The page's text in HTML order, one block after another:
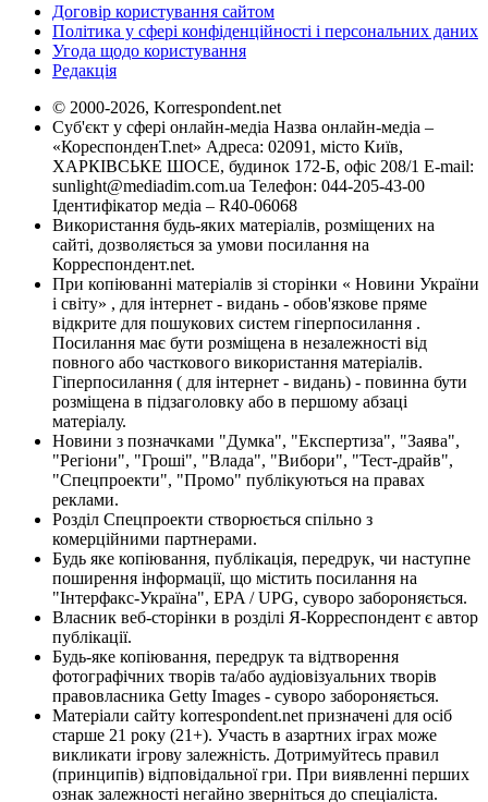
Договір користування сайтом
Політика у сфері конфіденційності і персональних даних
Угода щодо користування
Редакція
© 2000-2026, Korrespondent.net
Суб'єкт у сфері онлайн-медіа Назва онлайн-медіа –
«КореспонденТ.net» Адреса: 02091, місто Київ,
ХАРКІВСЬКЕ ШОСЕ, будинок 172-Б, офіс 208/1 E-mail:
sunlight@mediadim.com.ua Телефон: 044-205-43-00
Ідентифікатор медіа – R40-06068
Використання будь-яких матеріалів, розміщених на
сайті, дозволяється за умови посилання на
Корреспондент.net.
При копіюванні матеріалів зі сторінки « Новини України
і світу» , для інтернет - видань - обов'язкове пряме
відкрите для пошукових систем гіперпосилання .
Посилання має бути розміщена в незалежності від
повного або часткового використання матеріалів.
Гіперпосилання ( для інтернет - видань) - повинна бути
розміщена в підзаголовку або в першому абзаці
матеріалу.
Новини з позначками "Думка", "Експертиза", "Заява",
"Регіони", "Гроші", "Влада", "Вибори", "Тест-драйв",
"Спецпроекти", "Промо" публікуються на правах
реклами.
Розділ Спецпроекти створюється спільно з
комерційними партнерами.
Будь яке копіювання, публікація, передрук, чи наступне
поширення інформації, що містить посилання на
"Інтерфакс-Україна", EPA / UPG, суворо забороняється.
Власник веб-сторінки в розділі Я-Корреспондент є автор
публікації.
Будь-яке копіювання, передрук та відтворення
фотографічних творів та/або аудіовізуальних творів
правовласника Getty Images - суворо забороняється.
Матеріали сайту korrespondent.net призначені для осіб
старше 21 року (21+). Участь в азартних іграх може
викликати ігрову залежність. Дотримуйтесь правил
(принципів) відповідальної гри. При виявленні перших
ознак залежності негайно зверніться до спеціаліста.